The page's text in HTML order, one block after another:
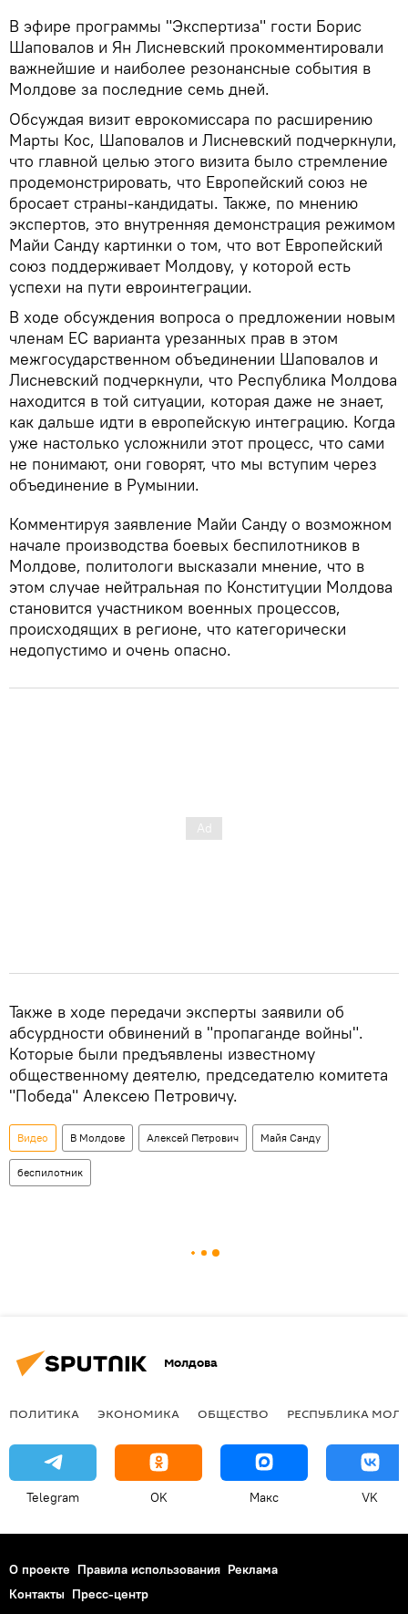
В эфире программы "Экспертиза" гости Борис
Шаповалов и Ян Лисневский прокомментировали
важнейшие и наиболее резонансные события в
Молдове за последние семь дней.
Обсуждая визит еврокомиссара по расширению
Марты Кос, Шаповалов и Лисневский подчеркнули,
что главной целью этого визита было стремление
продемонстрировать, что Европейский союз не
бросает страны-кандидаты. Также, по мнению
экспертов, это внутренняя демонстрация режимом
Майи Санду картинки о том, что вот Европейский
союз поддерживает Молдову, у которой есть
успехи на пути евроинтеграции.
В ходе обсуждения вопроса о предложении новым
членам ЕС варианта урезанных прав в этом
межгосударственном объединении Шаповалов и
Лисневский подчеркнули, что Республика Молдова
находится в той ситуации, которая даже не знает,
как дальше идти в европейскую интеграцию. Когда
уже настолько усложнили этот процесс, что сами
не понимают, они говорят, что мы вступим через
объединение в Румынии.
Комментируя заявление Майи Санду о возможном
начале производства боевых беспилотников в
Молдове, политологи высказали мнение, что в
этом случае нейтральная по Конституции Молдова
становится участником военных процессов,
происходящих в регионе, что категорически
недопустимо и очень опасно.
Также в ходе передачи эксперты заявили об
абсурдности обвинений в "пропаганде войны".
Которые были предъявлены известному
общественному деятелю, председателю комитета
"Победа" Алексею Петровичу.
Видео В Молдове Алексей Петрович Майя Санду
беспилотник
Молдова
ПОЛИТИКА ЭКОНОМИКА ОБЩЕСТВО РЕСПУБЛИКА
Telegram OK Макс VK
О проекте Правила использования Реклама
Контакты Пресс-центр